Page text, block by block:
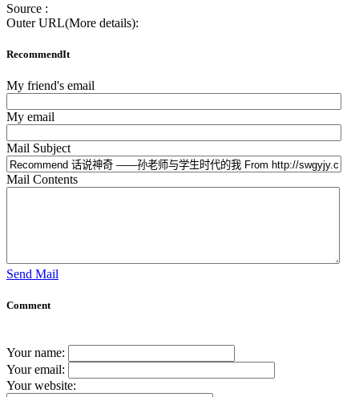
Source :
Outer URL(More details):
RecommendIt
My friend's email
My email
Mail Subject
Mail Contents
Send Mail
Comment
Your name:
Your email:
Your website: